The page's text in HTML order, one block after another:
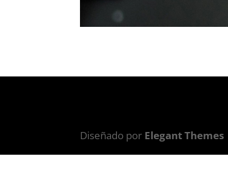
Diseñado por Elegant Themes